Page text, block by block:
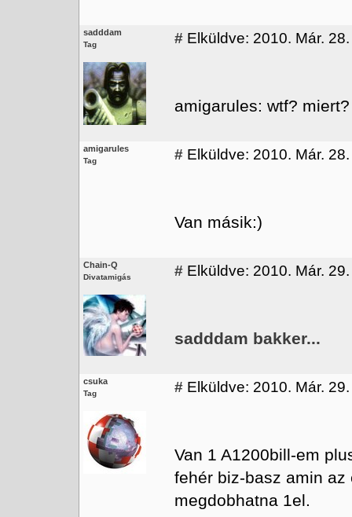
sadddam
Tag # Elküldve: 2010. Már.
amigarules: wtf?
amigarules
Tag # Elküldve: 2010. Már.
Van másik:)
Chain-Q
Divatamigás # Elküldve: 2010. Már.
sadddam bakker...
csuka
Tag # Elküldve: 2010. Már.
Van 1 A1200bill-em
fehér biz-basz amin
megdobhatna 1el.